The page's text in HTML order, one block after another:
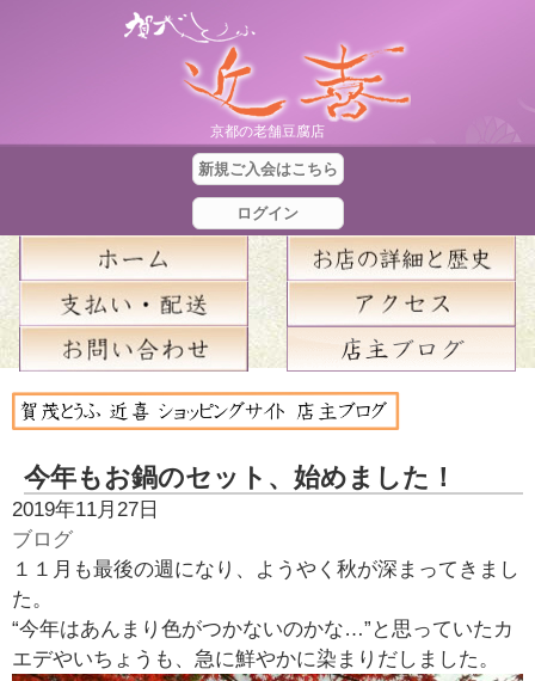
京都の老舗豆腐店
新規ご入会はこちら
ログイン
今年もお鍋のセット、始めました！
2019年11月27日
ブログ
１１月も最後の週になり、ようやく秋が深まってきまし
た。
“今年はあんまり色がつかないのかな…”と思っていたカ
エデやいちょうも、急に鮮やかに染まりだしました。
合
計
金
額
：
￥
0
現
在
の